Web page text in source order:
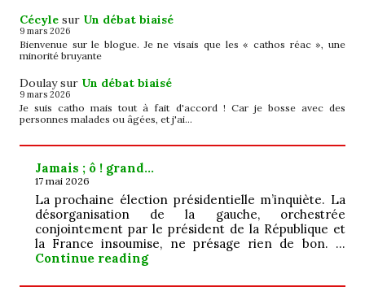
Cécyle sur Un débat biaisé
9 mars 2026
Bienvenue sur le blogue. Je ne visais que les « cathos réac », une
minorité bruyante
Doulaysur Un débat biaisé
9 mars 2026
Je suis catho mais tout à fait d'accord ! Car je bosse avec des
personnes malades ou âgées, et j'ai…
Jamais ; ô ! grand…
17 mai 2026
La prochaine élection présidentielle m’inquiète. La
désorganisation de la gauche, orchestrée
conjointement par le président de la République et
la France insoumise, ne présage rien de bon. …
Continue readingJamais ; ô ! grand…